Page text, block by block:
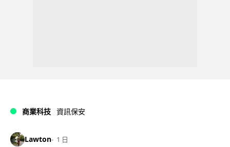
商業科技 資訊保安
Lawton 1 日